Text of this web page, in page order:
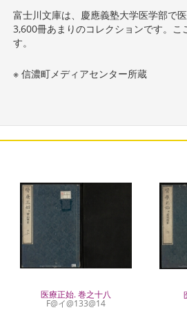
富士川文庫は、慶應義塾大学医学部で
3,600冊あまりのコレクションです。
す。
※ 信濃町メディアセンター所蔵
医療正始. 巻之十八
F@イ@133@14